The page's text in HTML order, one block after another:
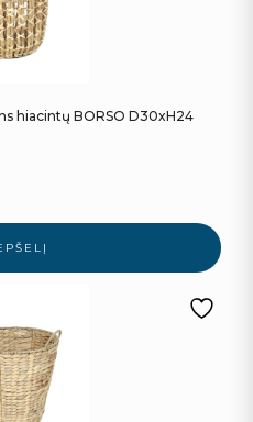
hiacintų BORSO D30xH24